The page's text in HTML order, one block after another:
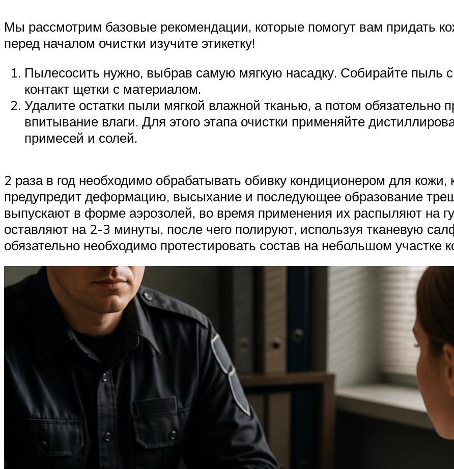
Мы рассмотрим базовые рекомендации, которые помогут вам придать
перед началом очистки изучите этикетку!
Пылесосить нужно, выбрав самую мягкую насадку. Собирайте пыль
контакт щетки с материалом.
Удалите остатки пыли мягкой влажной тканью, а потом обязательно
впитывание влаги. Для этого этапа очистки применяйте
примесей и солей.
2 раза в год необходимо обрабатывать обивку кондиционером для кожи,
предупредит деформацию, высыхание и последующее образование
выпускают в форме аэрозолей, во время применения их распыляют на
оставляют на 2-3 минуты, после чего полируют, используя тканевую
обязательно необходимо протестировать состав на небольшом участке